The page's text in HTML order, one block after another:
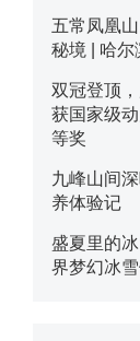
五常凤凰
秘境 | 哈尔
双冠登顶
获国家级
等奖
九峰山间
养体验记
盛夏里的
界梦幻冰